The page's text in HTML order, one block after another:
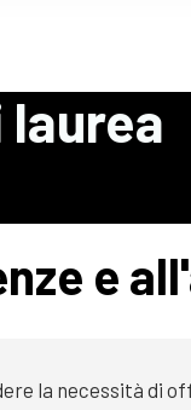
e
la necessità di